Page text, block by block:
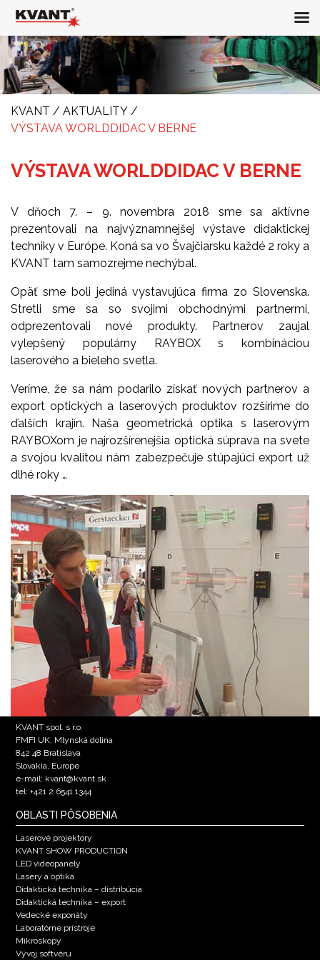
KVANT / AKTUALITY /
VÝSTAVA WORLDDIDAC V BERNE
VÝSTAVA WORLDDIDAC V BERNE
V dňoch 7. – 9. novembra 2018 sme sa aktívne
prezentovali na najvýznamnejšej výstave didaktickej
techniky v Európe. Koná sa vo Švajčiarsku každé 2 roky a
KVANT tam samozrejme nechýbal.
Opäť sme boli jediná vystavujúca firma zo Slovenska.
Stretli sme sa so svojimi obchodnými partnermi,
odprezentovali nové produkty. Partnerov zaujal
vylepšený populárny RAYBOX s kombináciou
laserového a bieleho svetla.
Veríme, že sa nám podarilo získať nových partnerov a
export optických a laserových produktov rozšírime do
ďalších krajín. Naša geometrická optika s laserovým
RAYBOXom je najrozšírenejšia optická súprava na svete
a svojou kvalitou nám zabezpečuje stúpajúci export už
dlhé roky …
KVANT spol. s r.o.
FMFI UK, Mlynská dolina
842 48 Bratislava
Slovakia, Europe
e-mail: kvant@kvant.sk
tel: +421 2 6541 1344
OBLASTI PÔSOBENIA
Laserové projektory
KVANT SHOW PRODUCTION
LED videopanely
Lasery a optika
Didaktická technika – distribúcia
Didaktická technika – export
Vedecké exponáty
Laboratórne prístroje
Mikroskopy
Vývoj softvéru